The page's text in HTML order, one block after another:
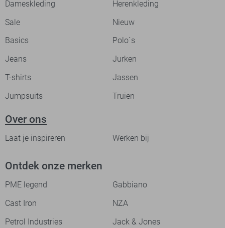
Dameskleding
Herenkleding
Sale
Nieuw
Basics
Polo`s
Jeans
Jurken
T-shirts
Jassen
Jumpsuits
Truien
Over ons
Laat je inspireren Werken bij
Ontdek onze merken
PME legend
Gabbiano
Cast Iron
NZA
Petrol Industries
Jack & Jones